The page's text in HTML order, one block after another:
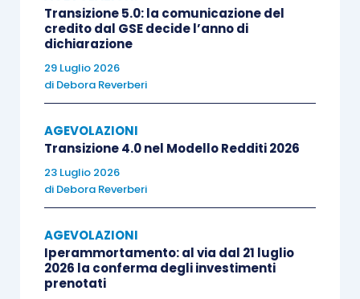
caratteristiche delle linee, dei contorni, dei colori,
della forma, della struttura superficiale ovvero dei
materiali del prodotto stesso ovvero del suo
ornamento”.
Per la realizzazione del progetto, come sopra
spese per l’acquisizione dei servizi
specialistici esternisostenute
successivamente alla data di registrazione del
disegno/modello e in ogni casonon antecedenti
alla data di pubblicazione nella Gazzetta
Transizione 5.0: la comunicazione del
credito dal GSE decide l’anno di
dichiarazione
29 Luglio 2026
di Debora Reverberi
AGEVOLAZIONI
Transizione 4.0 nel Modello Redditi 2026
23 Luglio 2026
di Debora Reverberi
AGEVOLAZIONI
Iperammortamento: al via dal 21 luglio
2026 la conferma degli investimenti
prenotati